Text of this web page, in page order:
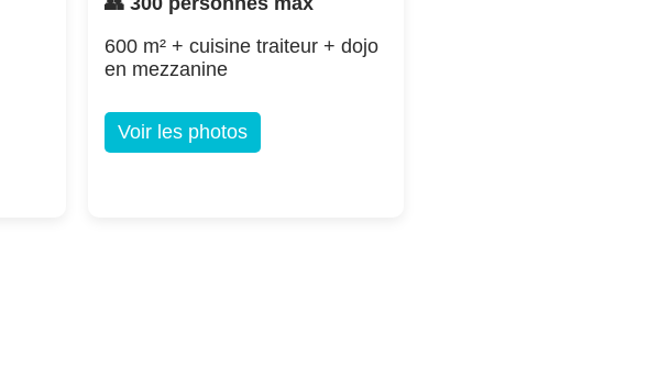
600 m² + cuisine traiteur + dojo
en mezzanine
Voir les photos